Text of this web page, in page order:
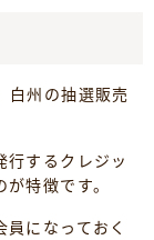
白州の抽選販売
行するクレジッ
特徴です。
になっておく